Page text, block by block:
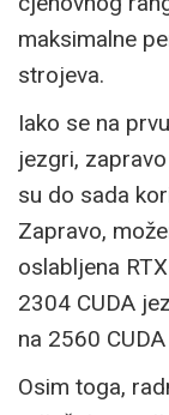
maksimalne
strojeva.
Iako se na
jezgri,
su do sada
Zapravo,
oslabljena
2304 CUDA
na 2560
Osim toga,